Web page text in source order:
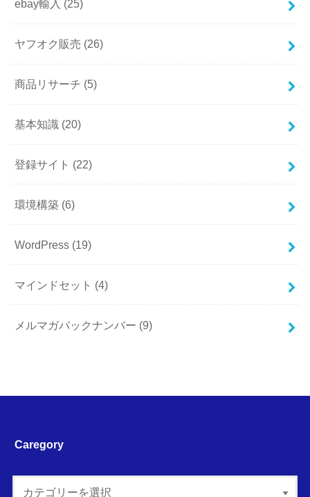
ebay輸入 (25)
ヤフオク販売 (26)
商品リサーチ (5)
基本知識 (20)
登録サイト (22)
環境構築 (6)
WordPress (19)
マインドセット (4)
メルマガバックナンバー (9)
Caregory